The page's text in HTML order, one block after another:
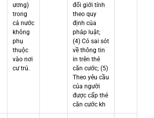
ương)
trong
cả nước
không
phụ
thuộc
vào nơi
cư trú.
đổi giới tính
theo quy
định của
pháp luật;
(4) Có sai sót
về thông tin
in trên thẻ
căn cước; (5)
Theo yêu cầu
của người
được cấp thẻ
căn cước kh